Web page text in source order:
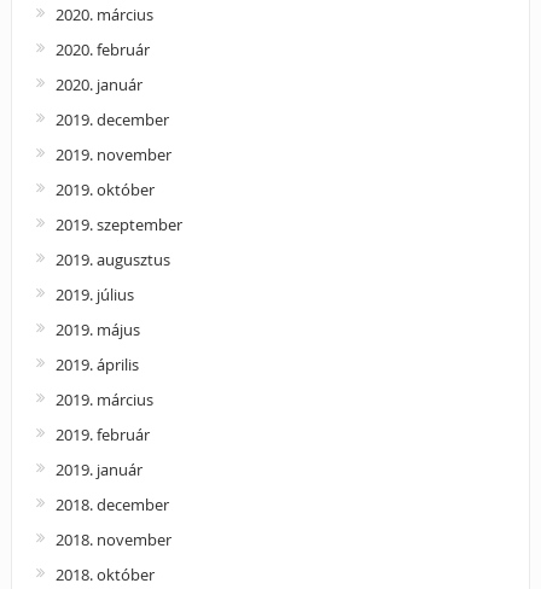
2020. március
2020. február
2020. január
2019. december
2019. november
2019. október
2019. szeptember
2019. augusztus
2019. július
2019. május
2019. április
2019. március
2019. február
2019. január
2018. december
2018. november
2018. október